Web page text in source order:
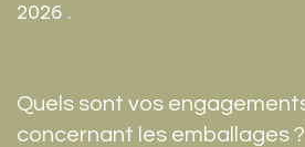
2026 .
Quels sont vos
concernant les emballages ?